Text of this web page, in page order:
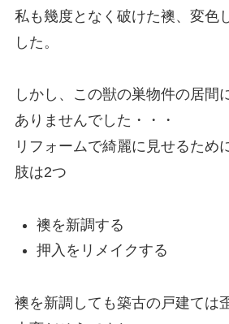
私も幾度となく破けた襖、変色
した。
しかし、この獣の巣物件の居間
ありませんでした・・・
リフォームで綺麗に見せるため
肢は2つ
襖を新調する
押入をリメイクする
襖を新調しても築古の戸建ては